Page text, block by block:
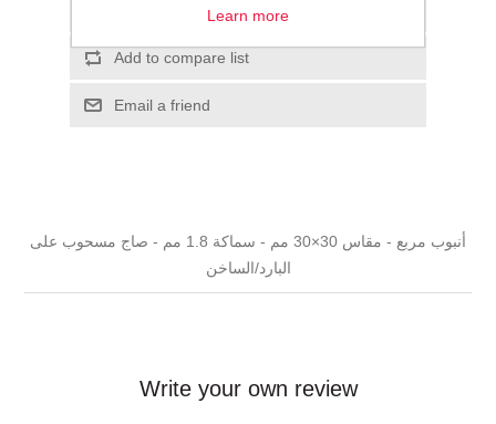
Add to wishlist
Add to compare list
Email a friend
أنبوب مربع - مقاس 30×30 مم - سماكة 1.8 مم - صاج مسحوب على
البارد/الساخن
Write your own review
Learn more